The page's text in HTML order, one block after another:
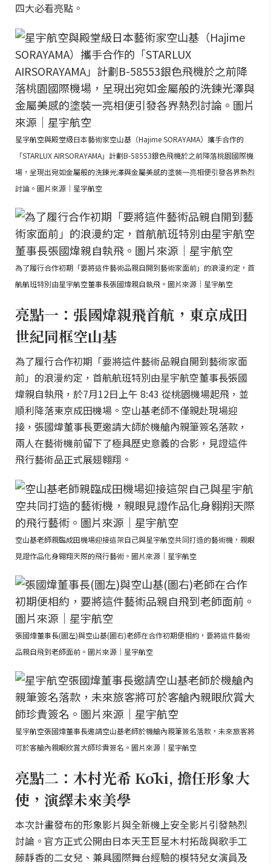
四大必看亮點。
星宇航空與殿堂級日本藝術家空山基（Hajime SORAYAMA）攜手合作的
「STARLUX AIRSORAYAMA」計劃B-58553銀色飛機於之前降落桃園國際機
場，呈現出宛如金屬般的洗鍊光澤與金屬美感的塗裝一亮相便引發各界熱烈
討論。圖片來源｜星宇航空
為了履行合作初期「要將這件藝術品親自開到藝術家面前」的浪漫約定，首
航航班特別由星宇航空董事長張國煒親自執飛。圖片來源｜星宇航空
亮點一：張國煒親飛首航，東京成田
世紀同框空山基
為了履行合作初期「要將這件藝術品親自開到藝術家面
前」的浪漫約定，首航航班特別由星宇航空董事長張國
煒親自執飛，於7月12日上午 8:43 從桃園機場起飛，並
順利降落東京成田機場。空山基老師不僅親赴現場迎
接，張國煒董事長更邀請大師於機艙內親筆簽名落款，
兩人在藝術機前留下了極具歷史意義的合影，見證這件
飛行藝術品正式展翅翱翔。
空山基老師親臨成田機場迎接這架自己與星宇航空共同打造的藝術機，親眼
見證作品化身翱翔天際的飛行藝術。圖片來源｜星宇航空
張國煒董事長(圖左)與空山基(圖右)老師在合作初期便相約，要將這件藝術
品親自飛到老師面前。圖片來源｜星宇航空
星宇航空張國煒董事長邀請空山基老師於機艙內親筆簽名落款，未來旅客將
可於客艙內親眼欣賞大師珍貴簽名。圖片來源｜星宇航空
亮點二：木村光希 Kōki, 擔任形象大
使，演繹未來美學
本次計畫發布的形象影片與全新機上安全影片引發熱烈
討論。官方正式公開由日本天王巨星木村拓哉與歌手工
藤靜香的二女兒、兼具國際舞台經驗的模特兒女演員及